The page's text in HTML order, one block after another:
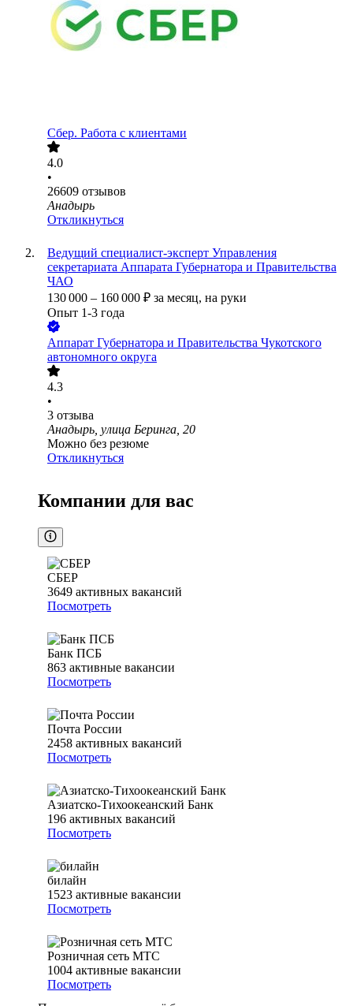
Сбер. Работа с клиентами
4.0
•
26609 отзывов
Анадырь
Откликнуться
Ведущий специалист-эксперт Управления
секретариата Аппарата Губернатора и Правительства
ЧАО
130 000 – 160 000 ₽ за месяц, на руки
Опыт 1-3 года
Аппарат Губернатора и Правительства Чукотского
автономного округа
4.3
•
3 отзыва
Анадырь, улица Беринга, 20
Можно без резюме
Откликнуться
Компании для вас
СБЕР
3649 активных вакансий
Посмотреть
Банк ПСБ
863 активные вакансии
Посмотреть
Почта России
2458 активных вакансий
Посмотреть
Азиатско-Тихоокеанский Банк
196 активных вакансий
Посмотреть
билайн
1523 активные вакансии
Посмотреть
Розничная сеть МТС
1004 активные вакансии
Посмотреть